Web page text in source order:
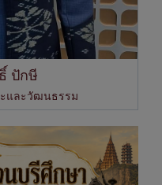
ปักษี
และวัฒนธรรม